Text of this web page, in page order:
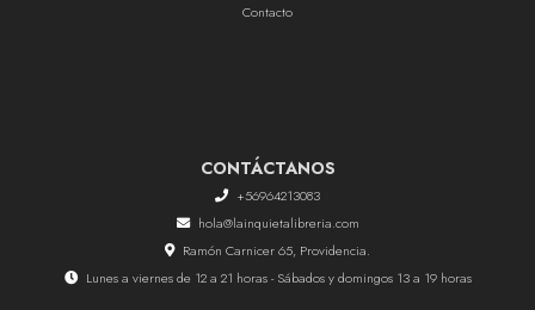
Contacto
CONTÁCTANOS
+56964213083
hola@lainquietalibreria.com
Ramón Carnicer 65, Providencia.
Lunes a viernes de 12 a 21 horas - Sábados y domingos 13 a 19 horas